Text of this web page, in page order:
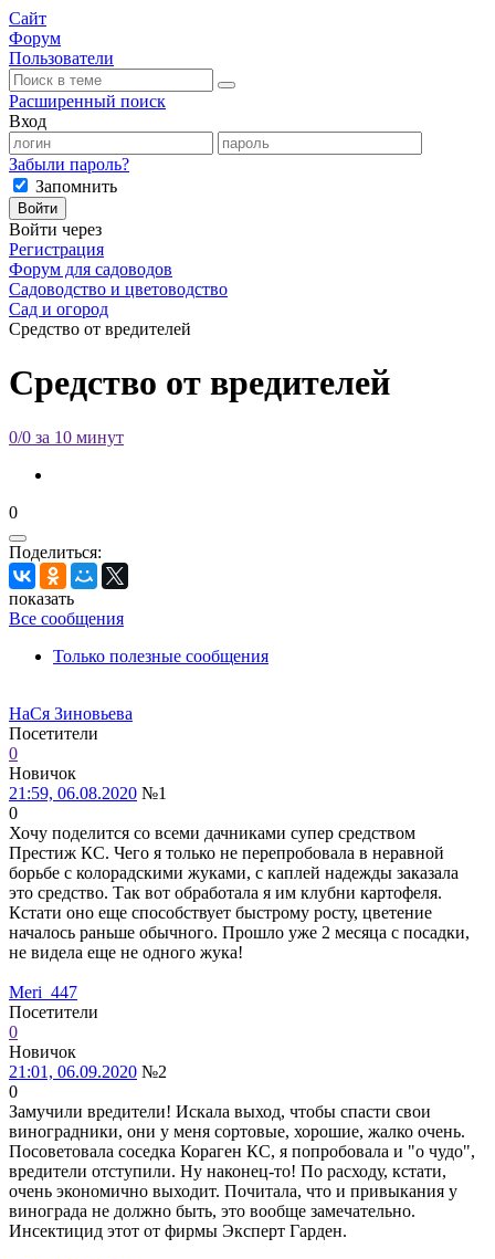
Сайт
Форум
Пользователи
Расширенный поиск
Вход
Забыли пароль?
Запомнить
Войти
Войти через
Регистрация
Форум для садоводов
Садоводство и цветоводство
Сад и огород
Средство от вредителей
Средство от вредителей
0/0 за 10 минут
0
Поделиться:
показать
Все сообщения
Только полезные сообщения
НаСя Зиновьева
Посетители
0
Новичок
21:59, 06.08.2020 №1
0
Хочу поделится со всеми дачниками супер средством
Престиж КС. Чего я только не перепробовала в неравной
борьбе с колорадскими жуками, с каплей надежды заказала
это средство. Так вот обработала я им клубни картофеля.
Кстати оно еще способствует быстрому росту, цветение
началось раньше обычного. Прошло уже 2 месяца с посадки,
не видела еще не одного жука!
Meri_447
Посетители
0
Новичок
21:01, 06.09.2020 №2
0
Замучили вредители! Искала выход, чтобы спасти свои
виноградники, они у меня сортовые, хорошие, жалко очень.
Посоветовала соседка Кораген КС, я попробовала и "о чудо",
вредители отступили. Ну наконец-то! По расходу, кстати,
очень экономично выходит. Почитала, что и привыкания у
винограда не должно быть, это вообще замечательно.
Инсектицид этот от фирмы Эксперт Гарден.